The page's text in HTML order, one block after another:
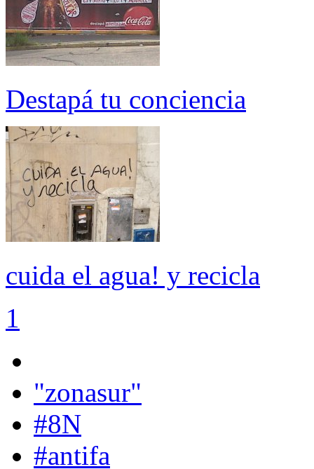
Destapá tu conciencia
cuida el agua! y recicla
1
"zonasur"
#8N
#antifa